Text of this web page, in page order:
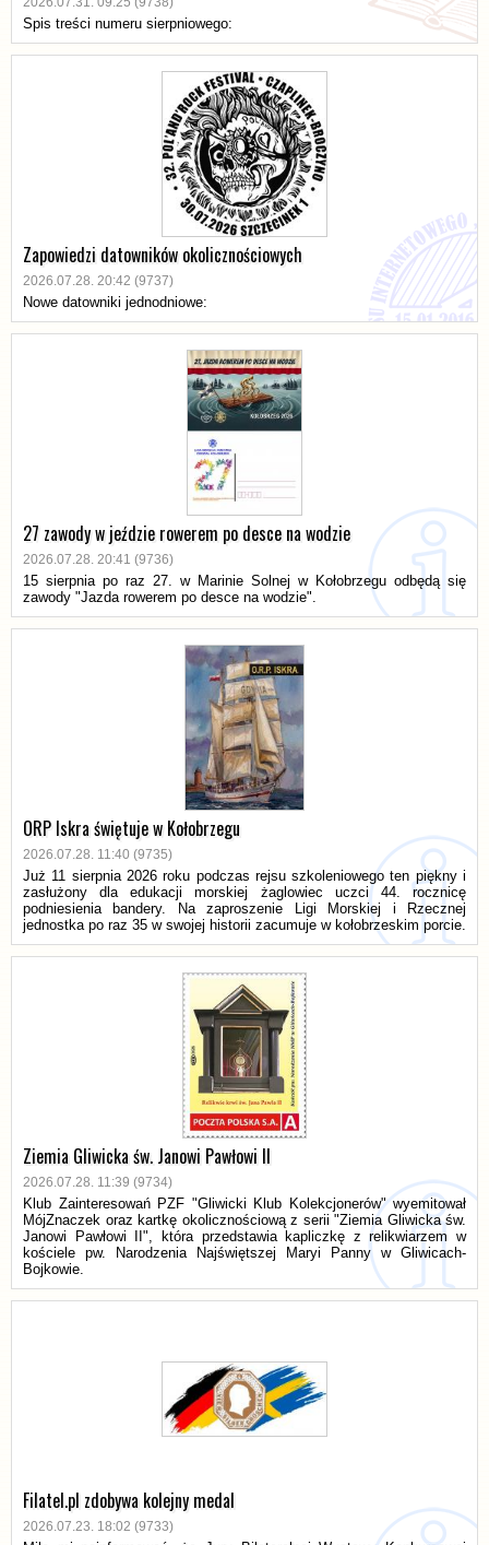
Spis treści numeru sierpniowego:
Zapowiedzi datowników okolicznościowych
2026.07.28. 20:42 (9737)
Nowe datowniki jednodniowe:
27 zawody w jeździe rowerem po desce na wodzie
2026.07.28. 20:41 (9736)
15 sierpnia po raz 27. w Marinie Solnej w Kołobrzegu odbędą się
zawody "Jazda rowerem po desce na wodzie".
ORP Iskra świętuje w Kołobrzegu
2026.07.28. 11:40 (9735)
Już 11 sierpnia 2026 roku podczas rejsu szkoleniowego ten piękny i
zasłużony dla edukacji morskiej żaglowiec uczci 44. rocznicę
podniesienia bandery. Na zaproszenie Ligi Morskiej i Rzecznej
jednostka po raz 35 w swojej historii zacumuje w kołobrzeskim porcie.
Ziemia Gliwicka św. Janowi Pawłowi II
2026.07.28. 11:39 (9734)
Klub Zainteresowań PZF "Gliwicki Klub Kolekcjonerów" wyemitował
MójZnaczek oraz kartkę okolicznościową z serii "Ziemia Gliwicka św.
Janowi Pawłowi II", która przedstawia kapliczkę z relikwiarzem w
kościele pw. Narodzenia Najświętszej Maryi Panny w Gliwicach-
Bojkowie.
Filatel.pl zdobywa kolejny medal
2026.07.23. 18:02 (9733)